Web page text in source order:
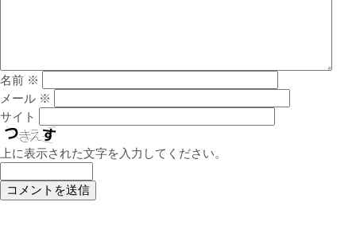
名前 ※
メール ※
サイト
上に表示された文字を入力してください。